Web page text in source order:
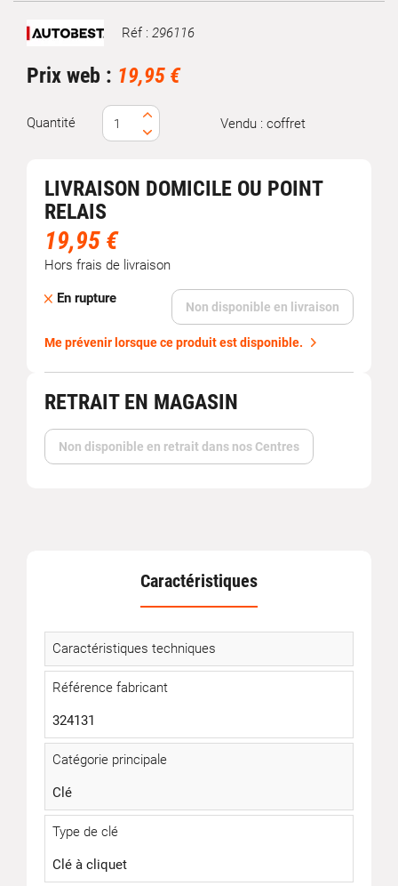
Marque Réf : 296116
Prix web : 19,95 €
Quantité Vendu : coffret
LIVRAISON DOMICILE OU POINT
RELAIS
19,95 €
Hors frais de livraison
En rupture
Non disponible en livraison
Me prévenir lorsque ce produit est disponible.
RETRAIT EN MAGASIN
Non disponible en retrait dans nos Centres
Caractéristiques
Caractéristiques techniques
Référence fabricant
324131
Catégorie principale
Clé
Type de clé
Clé à cliquet